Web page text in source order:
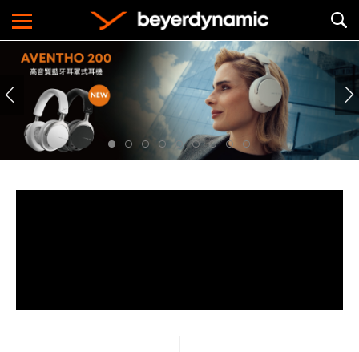
Gaming
遊戲
Lifestyle
生活方式
Work & Learn